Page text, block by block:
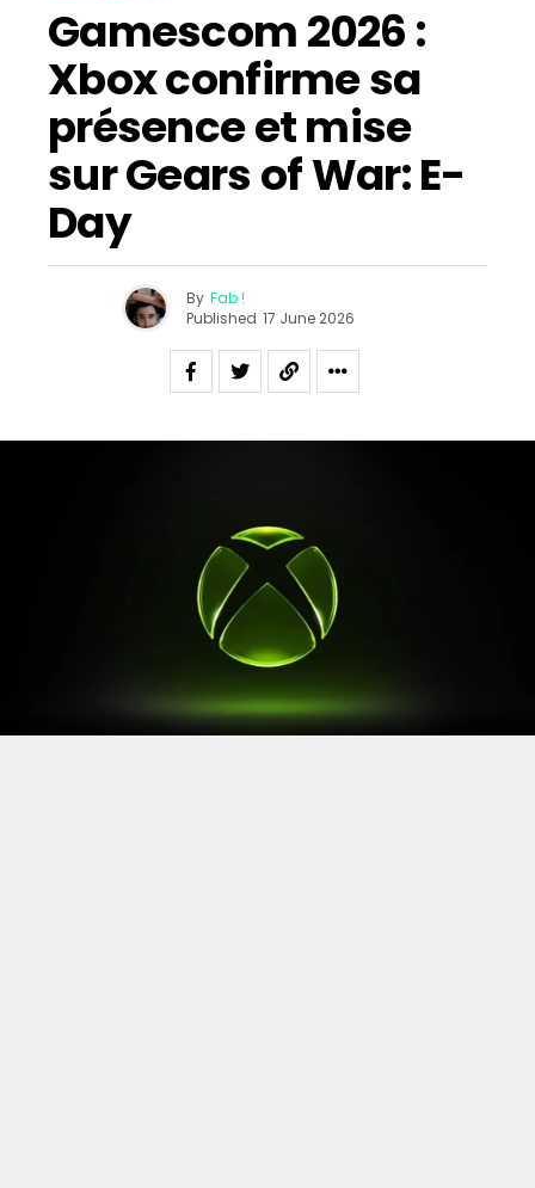
Gamescom 2026 :
Xbox confirme sa
présence et mise
sur Gears of War: E-
Day
By Fab !
Published 17 June 2026